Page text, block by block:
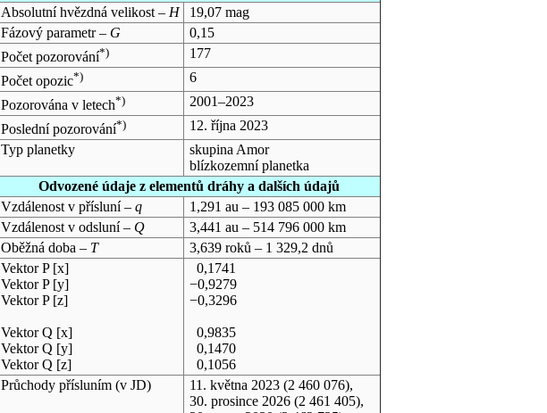
Absolutní hvězdná velikost – H
19,07 mag
Fázový parametr – G
0,15
Počet pozorování*)
177
Počet opozic*)
6
Pozorována v letech*)
2001–2023
Poslední pozorování*)
12. října 2023
Typ planetky
skupina Amor
blízkozemní planetka
Odvozené údaje z elementů dráhy a dalších údajů
Vzdálenost v přísluní – q
1,291 au – 193 085 000 km
Vzdálenost v odsluní – Q
3,441 au – 514 796 000 km
Oběžná doba – T
3,639 roků – 1 329,2 dnů
Vektor P [x]
Vektor P [y]
Vektor P [z]
Vektor Q [x]
Vektor Q [y]
Vektor Q [z]
0,1741
−0,9279
−0,3296
0,9835
0,1470
0,1056
Průchody přísluním (v JD) 11. května 2023(2 460 076),
30. prosince 2026(2 461 405),